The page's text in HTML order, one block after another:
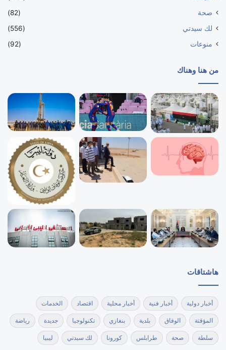
صحة
(82)
لك سيدتي
(556)
منوعات
(92)
من هنا وهناك
هاشتاقات
أخبار دولية أخبار فنية أخبار محلية اقتصاد الخدمات
المؤقتة الوفاق بلدية بنغازي تكنولوجيا جديدة رياضة
سلطة صحة طرابلس كورونا لك سيدتي ليبيا